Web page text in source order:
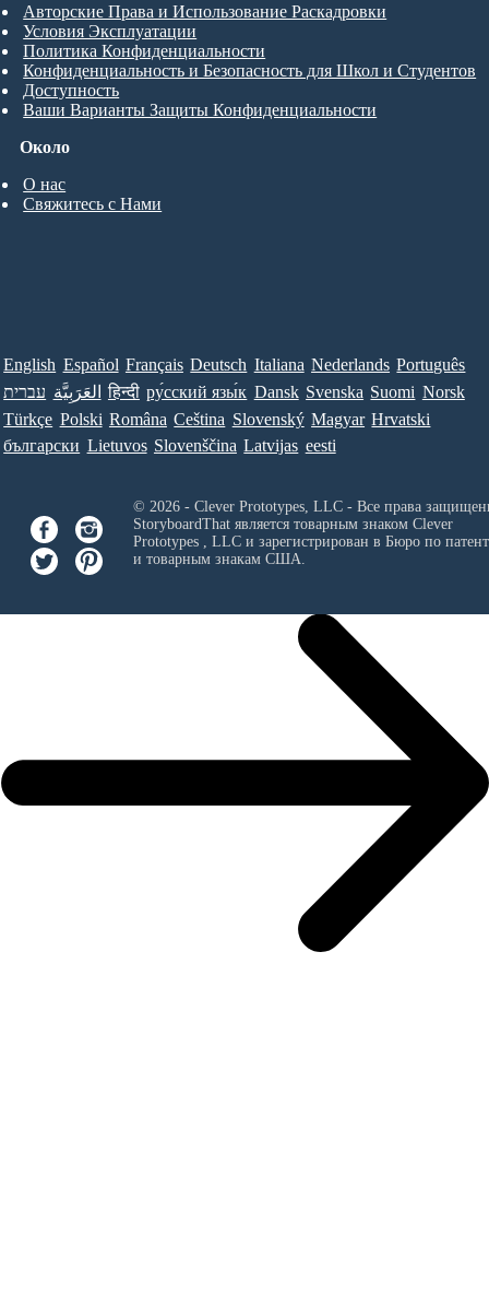
Около
О нас
Свяжитесь с Нами
Авторские Права и Использование Раскадровки
Условия Эксплуатации
Политика Конфиденциальности
Конфиденциальность и Безопасность для Школ и Студентов
Доступность
Ваши Варианты Защиты Конфиденциальности
English Español Français Deutsch Italiana Nederlands Português
עברית العَرَبِيَّة हिन्दी ру́сский язы́к Dansk Svenska Suomi Norsk
Türkçe Polski Româna Ceština Slovenský Magyar Hrvatski
български Lietuvos Slovenščina Latvijas eesti
© 2026 - Clever Prototypes, LLC - Все права
StoryboardThat является товарным знаком Clever
Prototypes , LLCи зарегистрирован в Бюро по
и товарным знакам США.